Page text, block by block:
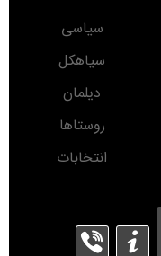
سیاسی
سیاهکل
دیلمان
روستاها
انتخابات